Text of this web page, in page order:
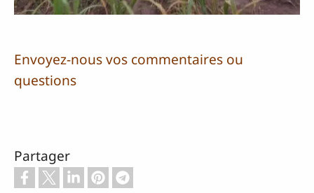
Envoyez-nous vos commentaires ou
questions
Partager